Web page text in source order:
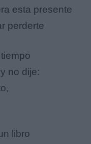
esta presente
perderte
no dije:
libro